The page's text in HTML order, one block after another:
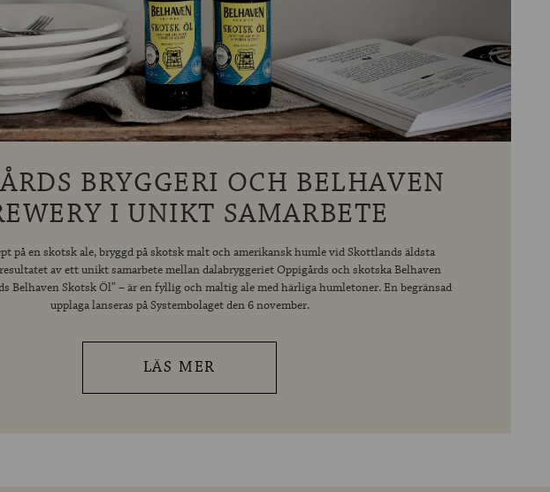
BRYGGERI OCH BELHAVEN
I UNIKT SAMARBETE
på en skotsk ale, bryggd på skotsk malt och amerikansk humle vid Skottlands äldsta
av ett unikt samarbete mellan dalabryggeriet Oppigårds och skotska Belhaven
Belhaven Skotsk Öl” – är en fyllig och maltig ale med härliga humletoner. En begränsad
upplaga lanseras på Systembolaget den 6 november.
LÄS MER